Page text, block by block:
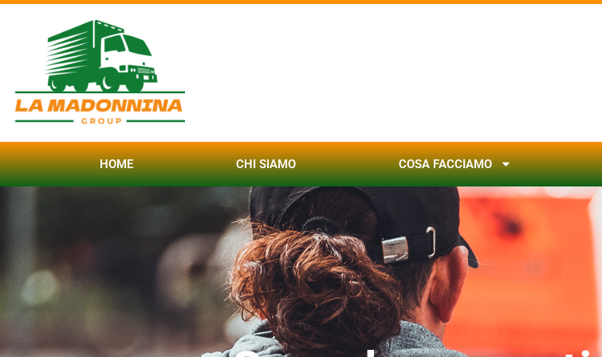
HOME CHI SIAMO COSA FACCIAMO